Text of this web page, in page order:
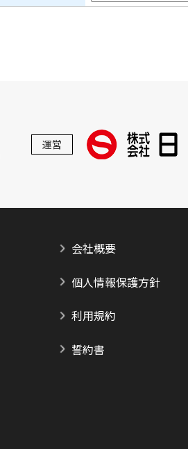
運営
会社概要
個人情報保護方針
利用規約
誓約書